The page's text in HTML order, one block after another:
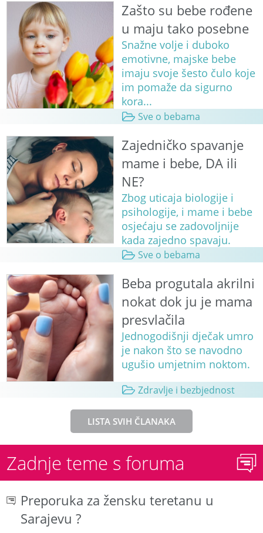
Zašto su bebe rođene
u maju tako posebne
Snažne volje i duboko
emotivne, majske bebe
imaju svoje šesto čulo koje
im pomaže da sigurno
kora...
Sve o bebama
Zajedničko spavanje
mame i bebe, DA ili
NE?
Zbog uticaja biologije i
psihologije, i mame i bebe
osjećaju se zadovoljnije
kada zajedno spavaju.
Sve o bebama
Beba progutala akrilni
nokat dok ju je mama
presvlačila
Jednogodišnji dječak umro
je nakon što se navodno
ugušio umjetnim noktom.
Zdravlje i bezbjednost
LISTA SVIH ČLANAKA
Zadnje teme s foruma
Preporuka za žensku teretanu u
Sarajevu ?